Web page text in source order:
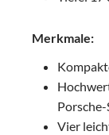
Merkmale:
Vier